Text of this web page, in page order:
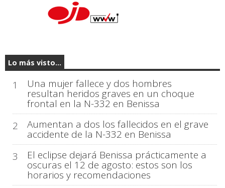
Lo más visto...
1 Una mujer fallece y dos hombres
resultan heridos graves en un choque
frontal en la N-332 en Benissa
2
Aumentan a dos los fallecidos en el grave
accidente de la N-332 en Benissa
3
El eclipse dejará Benissa prácticamente a
oscuras el 12 de agosto: estos son los
horarios y recomendaciones